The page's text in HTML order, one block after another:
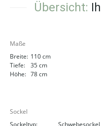
Übersicht:
Maße
Breite: 110 cm
Tiefe:
35 cm
Höhe: 78 cm
Sockel
Sockeltyp:
Schwebesockel